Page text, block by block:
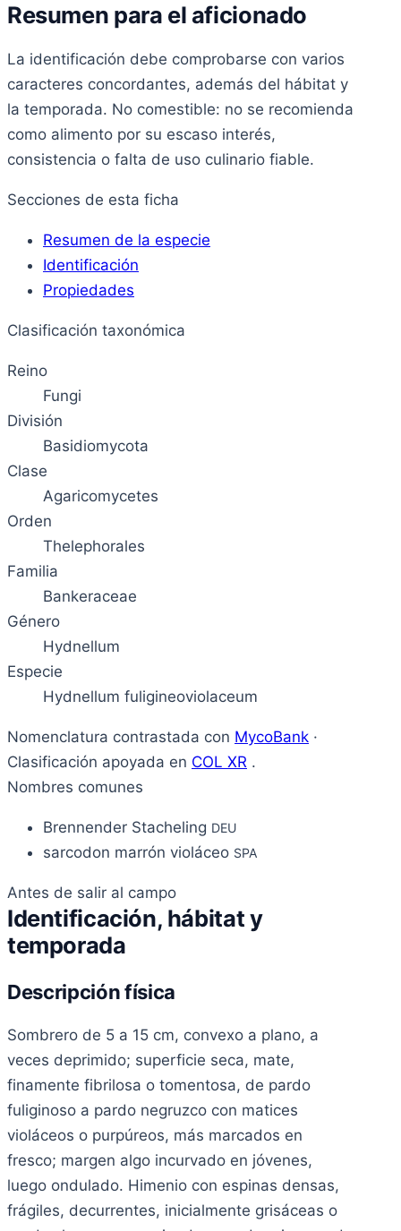
Resumen para el aficionado
La identificación debe comprobarse con varios
caracteres concordantes, además del hábitat y
la temporada. No comestible: no se recomienda
como alimento por su escaso interés,
consistencia o falta de uso culinario fiable.
Secciones de esta ficha
Resumen de la especie
Identificación
Propiedades
Clasificación taxonómica
Reino
Fungi
División
Basidiomycota
Clase
Agaricomycetes
Orden
Thelephorales
Familia
Bankeraceae
Género
Hydnellum
Especie
Hydnellum fuligineoviolaceum
Nomenclatura contrastada con MycoBank ·
Clasificación apoyada en COL XR .
Nombres comunes
Brennender Stacheling DEU
sarcodon marrón violáceo SPA
Antes de salir al campo
Identificación, hábitat y
temporada
Descripción física
Sombrero de 5 a 15 cm, convexo a plano, a
veces deprimido; superficie seca, mate,
finamente fibrilosa o tomentosa, de pardo
fuliginoso a pardo negruzco con matices
violáceos o purpúreos, más marcados en
fresco; margen algo incurvado en jóvenes,
luego ondulado. Himenio con espinas densas,
frágiles, decurrentes, inicialmente grisáceas o